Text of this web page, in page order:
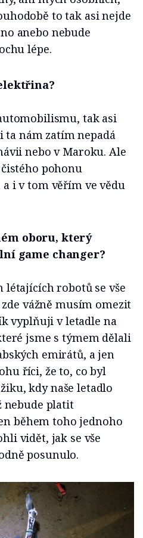
to tak asi nejde
anebo nebude
lépe.
tak asi
ta nám zatím nepadá
nebo v Maroku. Ale
pohonu
a i v tom věřím ve vědu
oboru, který
game changer?
robotů se vše
vážně musím omezit
vyplňuji v letadle na
jsme s týmem dělali
emirátů, a jen
říci, že to, co byl
kdy naše letadlo
nebude platit
během toho jednoho
vidět, jak se vše
posunulo.